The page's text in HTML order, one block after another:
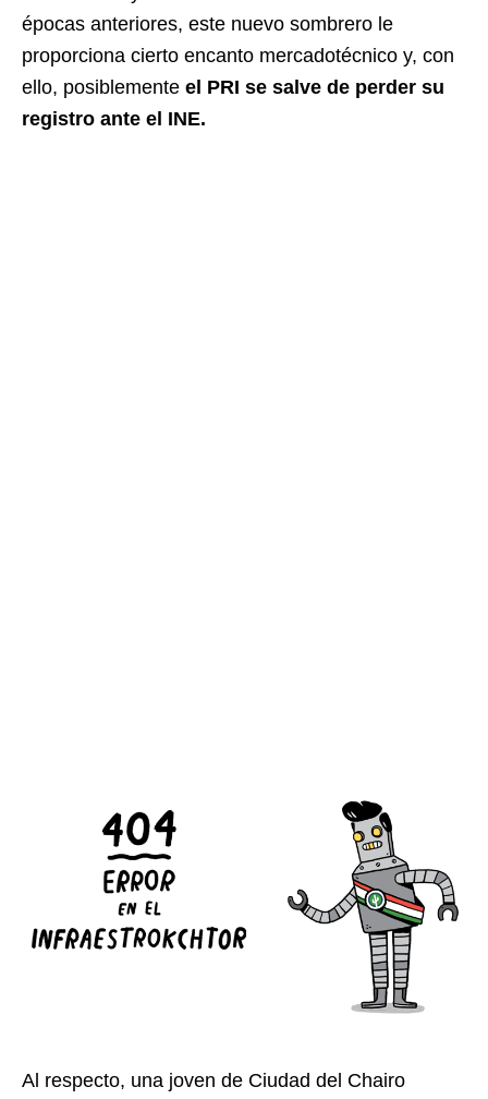
épocas anteriores, este nuevo sombrero le
proporciona cierto encanto mercadotécnico y, con
ello, posiblemente el PRI se salve de perder su
registro ante el INE.
Al respecto, una joven de Ciudad del Chairo